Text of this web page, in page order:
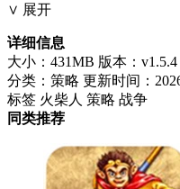
∨ 展开
详细信息
大小：431MB 版本：v1.5.4
分类：策略 更新时间：
标签 火柴人 策略 战争
同类推荐